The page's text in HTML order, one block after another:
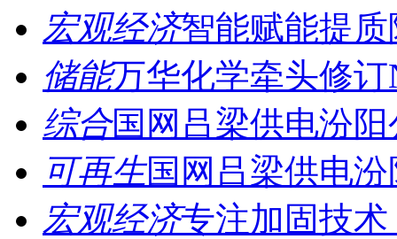
宏观经济智能赋能提
储能万华化学牵头修
综合国网吕梁供电汾
可再生国网吕梁供电
宏观经济专注加固技